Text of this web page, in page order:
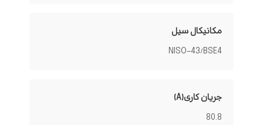
مکانیکال سیل
NISO-43/BSE4
جریان کاری(A)
80.8